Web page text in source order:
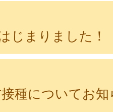
じまりました！
種についてお知